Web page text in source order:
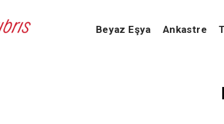
Beyaz Eşya Ankastre